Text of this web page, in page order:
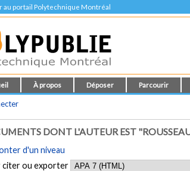
au portail Polytechnique Montréal
À propos Déposer Parcourir
DONT L'AUTEUR EST
d'un niveau
citer ou exporter